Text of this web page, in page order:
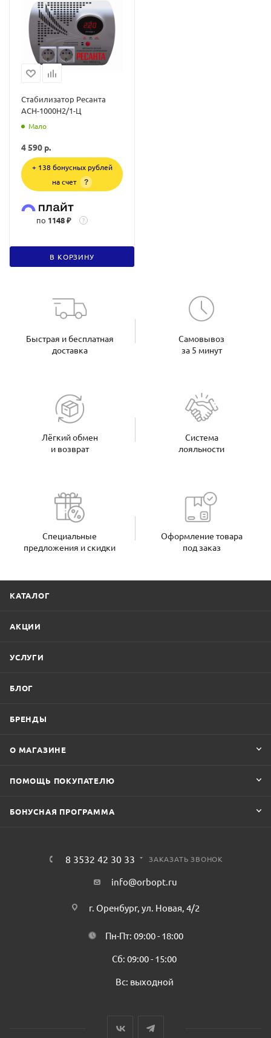
Стабилизатор Ресанта
АСН-1000Н2/1-Ц
Мало
4 590 р.
+ 138 бонусных рублей
на счет
?
по 1148 ₽ ?
В КОРЗИНУ
Быстрая и бесплатная
доставка
Самовывоз
за 5 минут
Лёгкий обмен
и возврат
Система
лояльности
Специальные
предложения и скидки
Оформление товара
под заказ
КАТАЛОГ
АКЦИИ
УСЛУГИ
БЛОГ
БРЕНДЫ
О МАГАЗИНЕ
ПОМОЩЬ ПОКУПАТЕЛЮ
БОНУСНАЯ ПРОГРАММА
8 3532 42 30 33 ЗАКАЗАТЬ ЗВОНОК
info@orbopt.ru
г. Оренбург, ул. Новая, 4/2
Пн-Пт: 09:00 - 18:00
Сб: 09:00 - 15:00
Вс: выходной